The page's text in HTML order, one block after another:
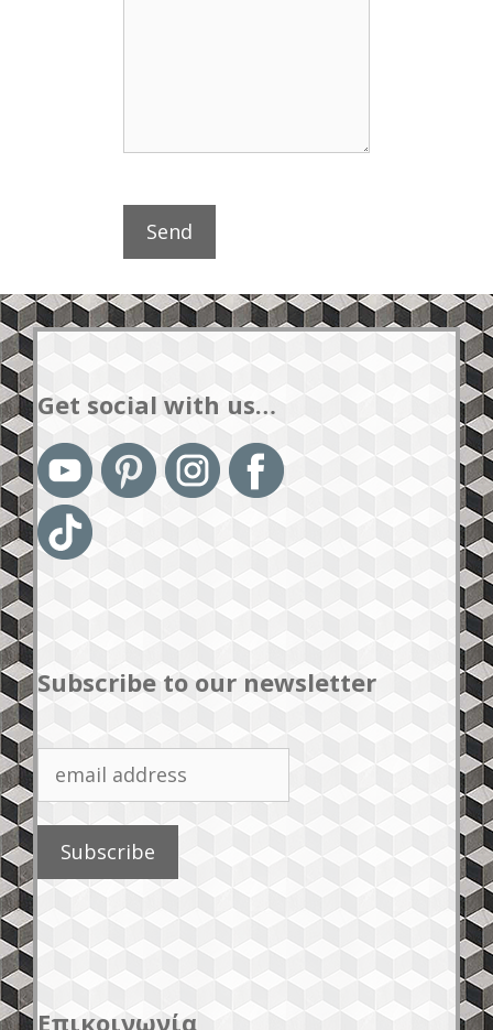
Get social with us…
Subscribe to our newsletter
Επικοινωνία